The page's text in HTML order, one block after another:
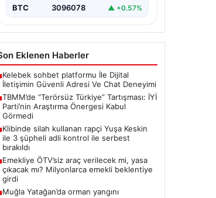
BTC 3096078 ▲ +0.57%
Eklenen Haberler
Kelebek sohbet platformu İle Dijital
İletişimin Güvenli Adresi Ve Chat Deneyimi
TBMM’de “Terörsüz Türkiye” Tartışması: İYİ
Parti’nin Araştırma Önergesi Kabul
Görmedi
Klibinde silah kullanan rapçi Yuşa Keskin
ile 3 şüpheli adli kontrol ile serbest
bırakıldı
Emekliye ÖTV’siz araç verilecek mi, yasa
çıkacak mı? Milyonlarca emekli beklentiye
girdi
Muğla Yatağan’da orman yangını